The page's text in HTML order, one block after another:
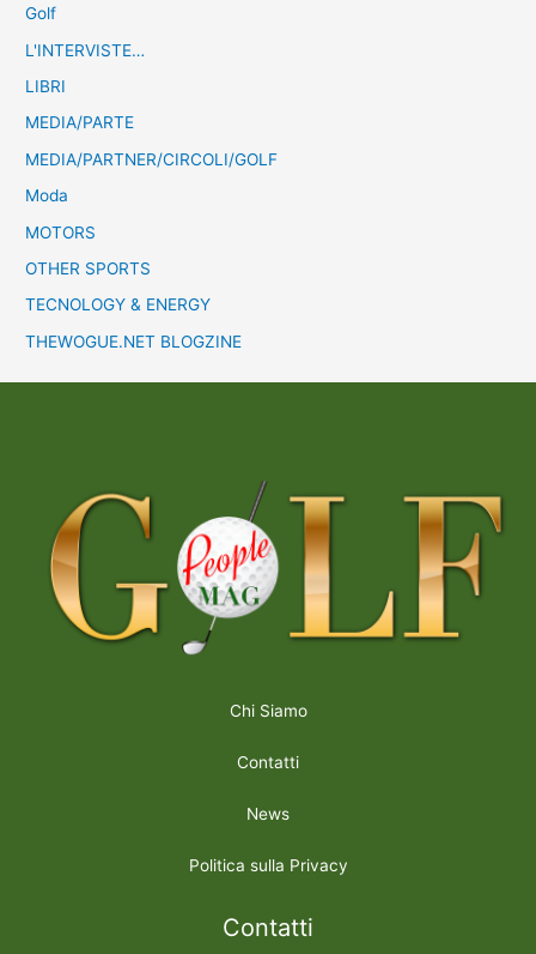
Golf
L'INTERVISTE…
LIBRI
MEDIA/PARTE
MEDIA/PARTNER/CIRCOLI/GOLF
Moda
MOTORS
OTHER SPORTS
TECNOLOGY & ENERGY
THEWOGUE.NET BLOGZINE
Chi Siamo
Contatti
News
Politica sulla Privacy
Contatti